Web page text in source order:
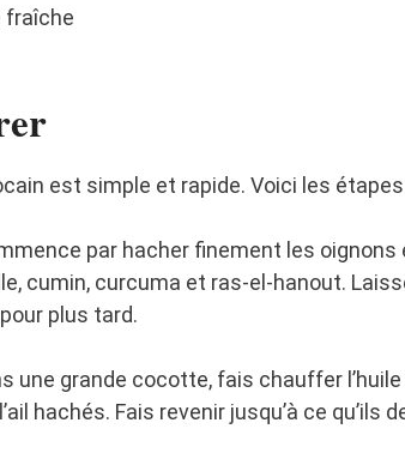
fraîche
est simple et rapide. Voici les
par hacher finement les oignons
cumin, curcuma et ras-el-hanout.
plus tard.
une grande cocotte, fais chauffer l’huile
hachés. Fais revenir jusqu’à ce qu’ils